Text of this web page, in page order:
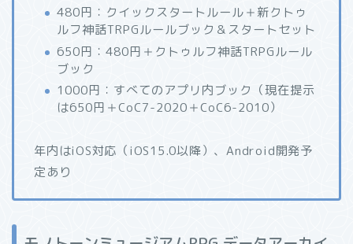
480円：クイックスタートルール＋新クトゥ
ルフ神話TRPGルールブック＆スタートセット
650円：480円＋クトゥルフ神話TRPGルール
ブック
1000円：すべてのアプリ内ブック（現在提示
は650円＋CoC7-2020＋CoC6-2010）
年内はiOS対応（iOS15.0以降）、Android開発予
定あり